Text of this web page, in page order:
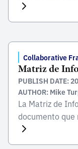
de
(ISO), esta
gestionar la
[…]
Collaborative
Matriz de
PUBLISH DATE:
AUTHOR: Mike
La Matriz de
documento que
necesarios en